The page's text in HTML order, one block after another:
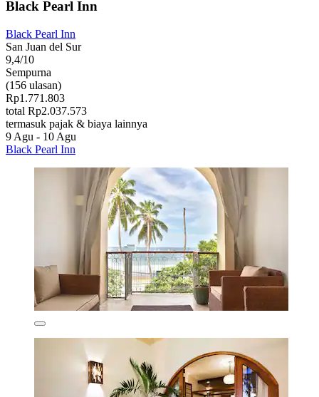
Black Pearl Inn
Black Pearl Inn
San Juan del Sur
9,4/10
Sempurna
(156 ulasan)
Rp1.771.803
total Rp2.037.573
termasuk pajak & biaya lainnya
9 Agu - 10 Agu
Black Pearl Inn